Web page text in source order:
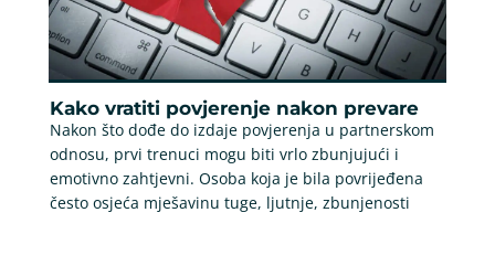
Kako vratiti povjerenje nakon prevare
Nakon što dođe do izdaje povjerenja u partnerskom
odnosu, prvi trenuci mogu biti vrlo zbunjujući i
emotivno zahtjevni. Osoba koja je bila povrijeđena
često osjeća mješavinu tuge, ljutnje, zbunjenosti